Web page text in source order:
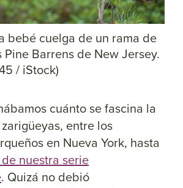
bebé cuelga de un rama de
Pine Barrens de New Jersey.
/ iStock)
cuánto se fascina la
entre los
en Nueva York, hasta
nuestra serie
. Quizá no debió